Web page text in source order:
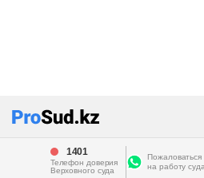
1401
Телефон доверия
Верховного суда
Пожаловаться
на работу суда